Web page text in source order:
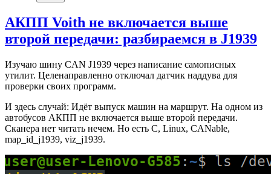
АКПП Voith не включается выше
второй передачи: разбираемся в J1939
Изучаю шину CAN J1939 через написание самописных
утилит. Целенаправленно отключал датчик наддува для
проверки своих программ.
И здесь случай: Идёт выпуск машин на маршрут. На одном из
автобусов АКПП не включается выше второй передачи.
Сканера нет читать нечем. Но есть C, Linux, CANable,
map_id_j1939, viz_j1939.